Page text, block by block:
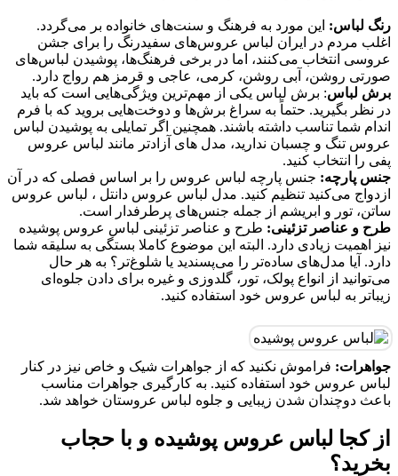
رنگ لباس: این مورد به فرهنگ و سنت‌های خانواده بر می‌گردد.
اغلب مردم در ایران لباس عروس‌های سفیدرنگ را برای جشن
عروسی انتخاب می‌کنند، اما در برخی فرهنگ‌ها، پوشیدن لباس‌های
صورتی روشن، آبی روشن، کرمی، عاجی و قرمز هم رواج دارد.
برش لباس: برش لباس یکی از مهم‌ترین ویژگی‌هایی است که باید
در نظر بگیرید. حتماً به سراغ برش‌ها و دوخت‌هایی بروید که با فرم
اندام شما تناسب داشته باشند. همچنین اگر تمایلی به پوشیدن لباس‌
عروس تنگ و چسبان ندارید، مدل های آزادتر مانند لباس عروس
پفی را انتخاب کنید.
جنس پارچه: جنس پارچه لباس عروس را بر اساس فصلی که در آن
ازدواج می‌کنید تنظیم کنید. مدل لباس عروس دانتل ، لباس عروس
ساتن، تور و ابریشم از جمله جنس‌های پرطرفدار است.
طرح و عناصر تزئینی: طرح و عناصر تزئینی لباس عروس پوشیده
نیز اهمیت زیادی دارد. البته این موضوع کاملا بستگی به سلیقه شما
دارد. آیا مدل‌های ساده‌تر را می‌پسندید یا شلوغ‌تر؟ به هر حال
می‌توانید از انواع پولک، تور، گلدوزی و غیره برای دادن جلوه‌ای
زیباتر به لباس عروس خود استفاده کنید.
جواهرات: فراموش نکنید که از جواهرات شیک و خاص نیز در کنار
لباس عروس خود استفاده کنید. به کارگیری جواهرات مناسب
باعث دوچندان شدن زیبایی و جلوه لباس عروستان خواهد شد.
از کجا لباس عروس پوشیده و با حجاب
بخرید؟